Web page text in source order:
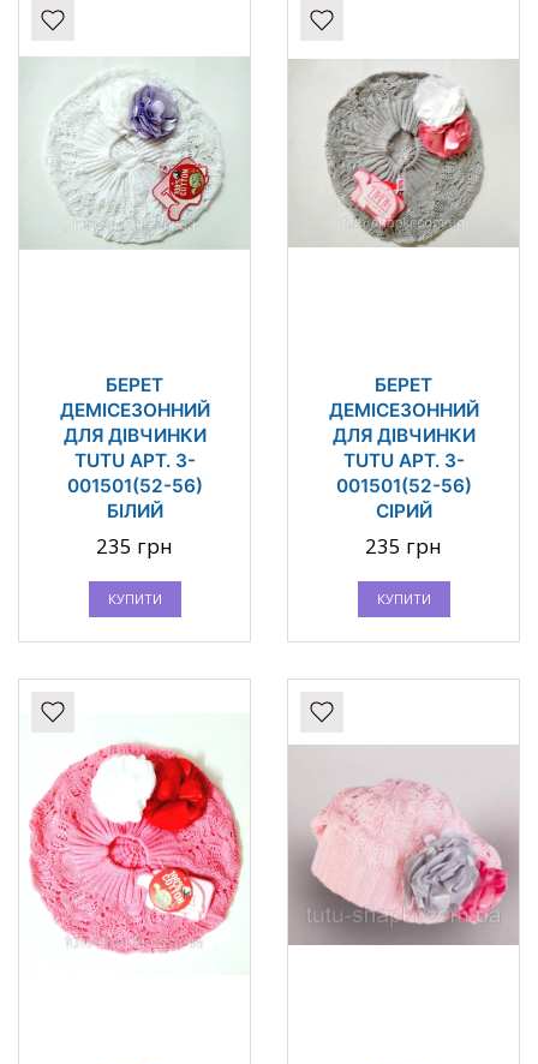
БЕРЕТ
ДЕМІСЕЗОННИЙ
ДЛЯ ДІВЧИНКИ
TUTU АРТ. 3-
001501(52-56)
БІЛИЙ
235 грн
КУПИТИ
БЕРЕТ
ДЕМІСЕЗОННИЙ
ДЛЯ ДІВЧИНКИ
TUTU АРТ. 3-
001501(52-56)
СІРИЙ
235 грн
КУПИТИ